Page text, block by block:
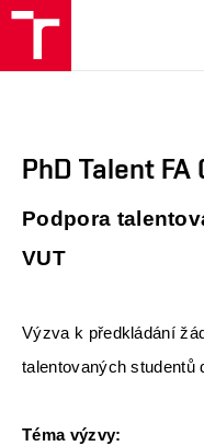
PhD Talent FA
Podpora
VUT
Výzva k předkládání
talentovaných studentů
Téma výzvy: